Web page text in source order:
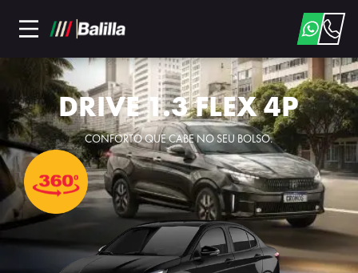
DRIVE 1.3 FLEX 4P
CONFORTO QUE CABE NO SEU BOLSO.